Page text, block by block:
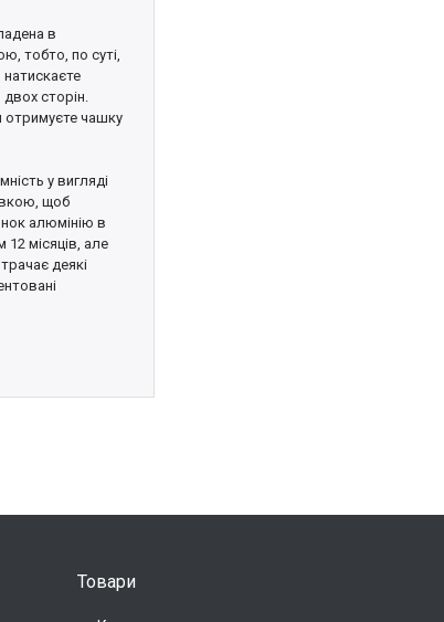
в
тобто, по суті,
сторін.
отримуєте чашку
у вигляді
щоб
алюмінію в
12 місяців, але
деякі
Товари